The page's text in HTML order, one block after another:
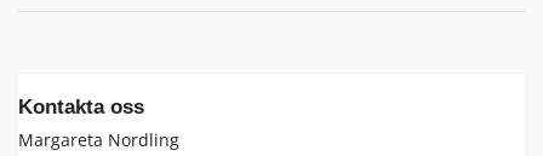
Kontakta oss
Margareta Nordling